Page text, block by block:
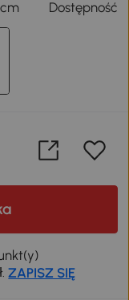
Dostępność
ZAPISZ SIĘ